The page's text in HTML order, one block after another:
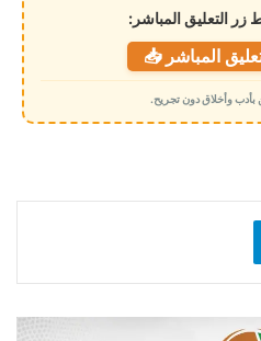
زر التعليق المباشر:
المباشر 📥
بأدب وأخلاق دون تجريح.